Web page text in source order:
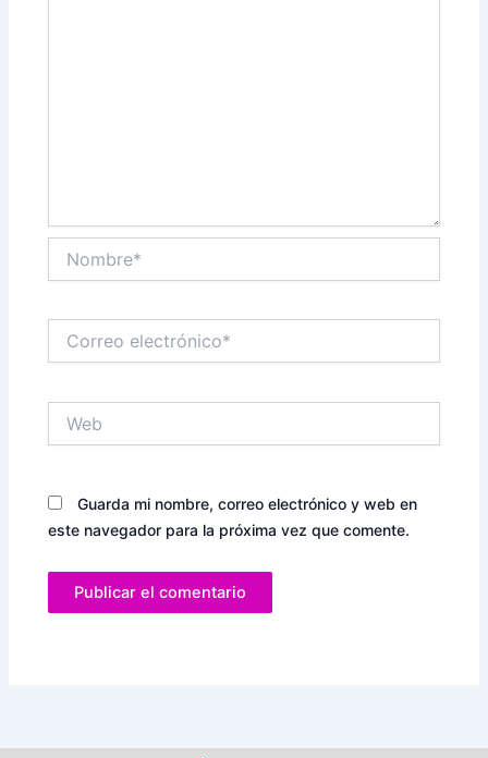
electrónico*
Guarda mi nombre, correo electrónico y web en
este navegador para la próxima vez que comente.